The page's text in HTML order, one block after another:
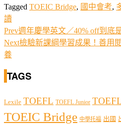
Tagged TOEIC Bridge, 國中會考,
讀
Prev週年慶學英文／40% off到底
Next檢驗新課綱學習成果！善用
養
TAGS
Lexile TOEFL TOEFL Junior
TOEIC Bridge 中學托福 出國